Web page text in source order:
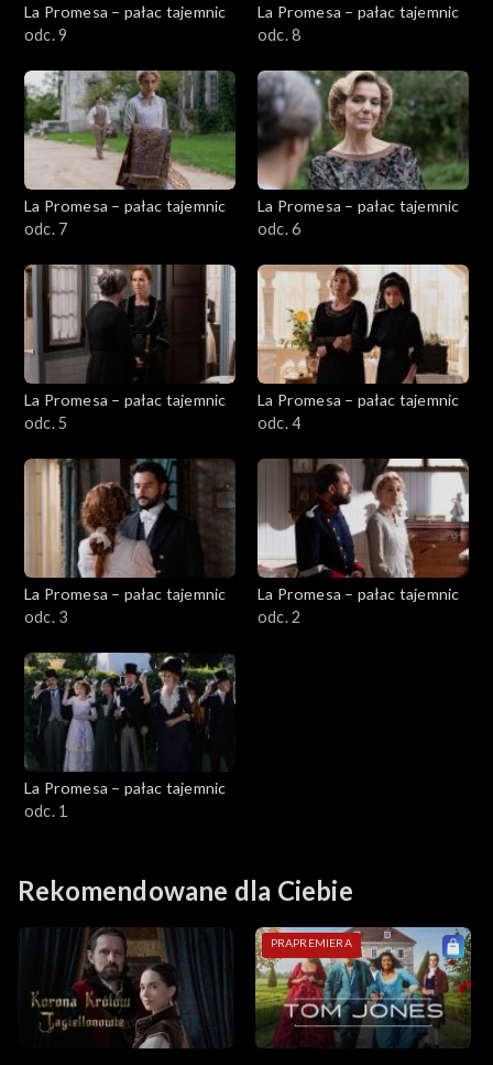
La Promesa – pałac tajemnic
odc. 9
La Promesa – pałac tajemnic
odc. 8
La Promesa – pałac tajemnic
odc. 7
La Promesa – pałac tajemnic
odc. 6
La Promesa – pałac tajemnic
odc. 5
La Promesa – pałac tajemnic
odc. 4
La Promesa – pałac tajemnic
odc. 3
La Promesa – pałac tajemnic
odc. 2
La Promesa – pałac tajemnic
odc. 1
Rekomendowane dla Ciebie
PRAPREMIERA